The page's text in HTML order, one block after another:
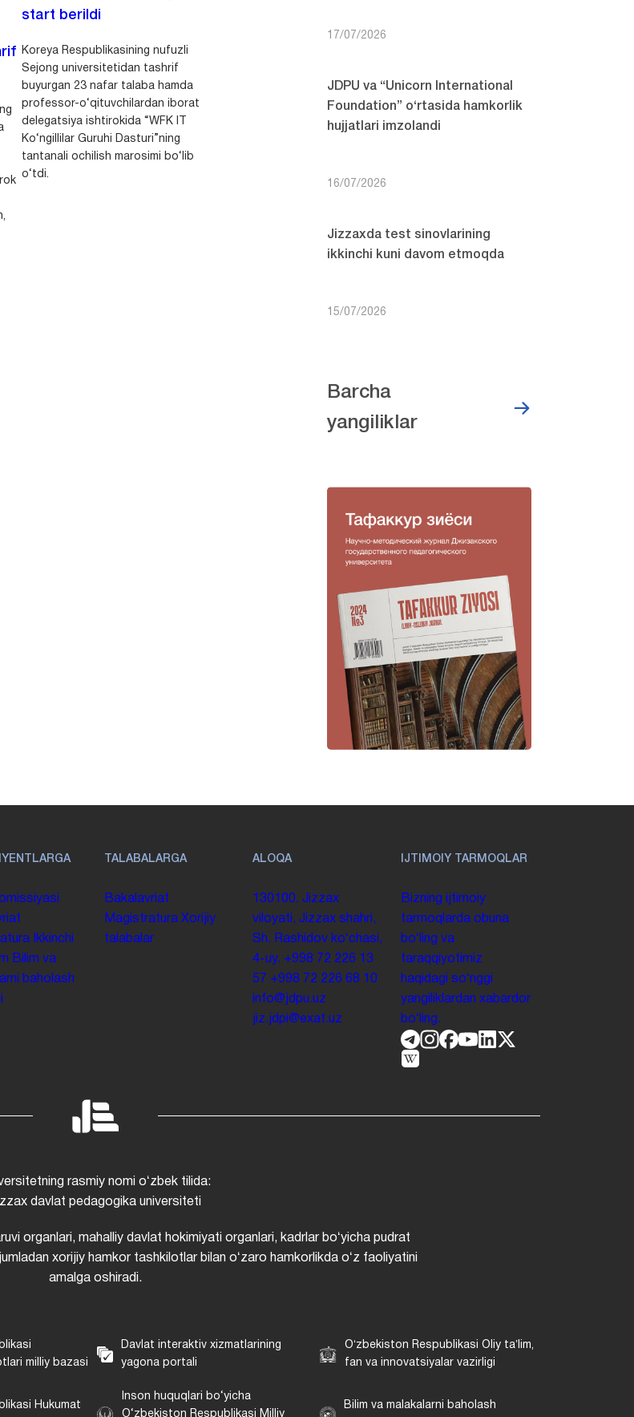
start berildi
Koreya Respublikasining nufuzli
Sejong universitetidan tashrif
buyurgan 23 nafar talaba hamda
professor-o‘qituvchilardan iborat
delegatsiya ishtirokida “WFK IT
Ko‘ngillilar Guruhi Dasturi”ning
tantanali ochilish marosimi bo‘lib
o‘tdi.
17/07/2026
JDPU va “Unicorn International
Foundation” o‘rtasida hamkorlik
hujjatlari imzolandi
16/07/2026
Jizzaxda test sinovlarining
ikkinchi kuni davom etmoqda
15/07/2026
Barcha
yangiliklar
Ikkinchi
Bilim va
baholash
TALABALARGA
Bakalavriat
Magistratura Xorijiy
talabalar
ALOQA
130100. Jizzax
viloyati, Jizzax shahri,
Sh. Rashidov koʻchasi,
4-uy. +998 72 226 13
57 +998 72 226 68 10
info@jdpu.uz
jiz.jdpi@exat.uz
IJTIMOIY TARMOQLAR
Bizning ijtimoiy
tarmoqlarda obuna
boʻling va
taraqqiyotimiz
haqidagi soʻnggi
yangiliklardan xabardor
boʻling.
rasmiy nomi oʻzbek tilida:
davlat pedagogika universiteti
organlari, mahalliy davlat hokimiyati organlari, kadrlar boʻyicha pudrat
xorijiy hamkor tashkilotlar bilan oʻzaro hamkorlikda oʻz faoliyatini
amalga oshiradi.
milliy bazasi
Davlat interaktiv xizmatlarining
yagona portali
Oʻzbekiston Respublikasi Oliy taʼlim,
fan va innovatsiyalar vazirligi
Hukumat
Inson huquqlari bo‘yicha
O‘zbekiston Respublikasi Milliy
Bilim va malakalarni baholash